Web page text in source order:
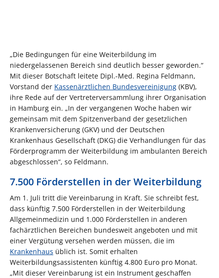
„Die Bedingungen für eine Weiterbildung im
niedergelassenen Bereich sind deutlich besser geworden.“
Mit dieser Botschaft leitete Dipl.-Med. Regina Feldmann,
Vorstand der Kassenärztlichen Bundesvereinigung (KBV),
ihre Rede auf der Vertreterversammlung ihrer Organisation
in Hamburg ein. „In der vergangenen Woche haben wir
gemeinsam mit dem Spitzenverband der gesetzlichen
Krankenversicherung (GKV) und der Deutschen
Krankenhaus Gesellschaft (DKG) die Verhandlungen für das
Förderprogramm der Weiterbildung im ambulanten Bereich
abgeschlossen“, so Feldmann.
7.500 Förderstellen in der Weiterbildung
Am 1. Juli tritt die Vereinbarung in Kraft. Sie schreibt fest,
dass künftig 7.500 Förderstellen in der Weiterbildung
Allgemeinmedizin und 1.000 Förderstellen in anderen
fachärztlichen Bereichen bundesweit angeboten und mit
einer Vergütung versehen werden müssen, die im
Krankenhaus üblich ist. Somit erhalten
Weiterbildungsassistenten künftig 4.800 Euro pro Monat.
„Mit dieser Vereinbarung ist ein Instrument geschaffen